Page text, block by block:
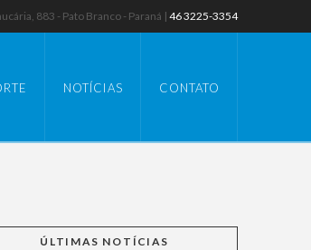
883 - Pato Branco - Paraná |46 3225-3354
NOTÍCIAS CONTATO
ÚLTIMAS NOTÍCIAS